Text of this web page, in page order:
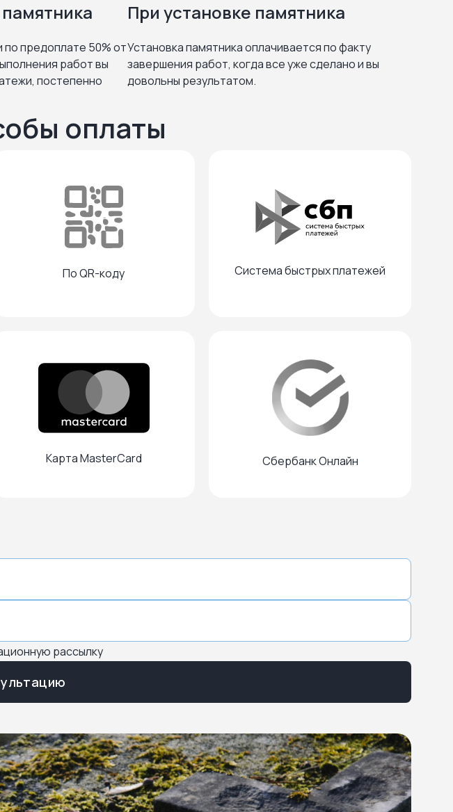
предоплате 50% от
работ вы
постепенно
При установке памятника
Установка памятника оплачивается по факту
завершения работ, когда все уже сделано и вы
довольны результатом.
оплаты
По QR-коду Система быстрых платежей
Карта MasterCard Cбербанк Онлайн
рассылку